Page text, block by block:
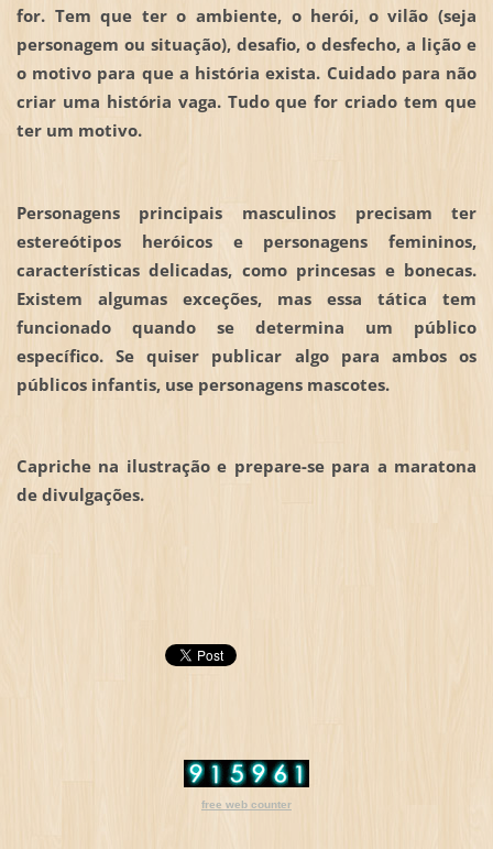
for. Tem que ter o ambiente, o herói, o vilão (seja
personagem ou situação), desafio, o desfecho, a lição e
o motivo para que a história exista. Cuidado para não
criar uma história vaga. Tudo que for criado tem que
ter um motivo.
Personagens principais masculinos precisam ter
estereótipos heróicos e personagens femininos,
características delicadas, como princesas e bonecas.
Existem algumas exceções, mas essa tática tem
funcionado quando se determina um público
específico. Se quiser publicar algo para ambos os
públicos infantis, use personagens mascotes.
Capriche na ilustração e prepare-se para a maratona
de divulgações.
free web counter